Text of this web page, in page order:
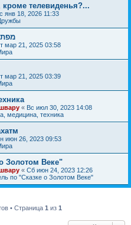
телевиденья?...
янв 18, 2026 11:33
мар 21, 2025 03:58
мар 21, 2025 03:39
« Вс июл 30, 2023 14:08
медицина, техника
июн 26, 2023 09:53
Золотом Веке"
« Сб июн 24, 2023 12:26
по "Сказке о Золотом Веке"
• Страница 1 из 1